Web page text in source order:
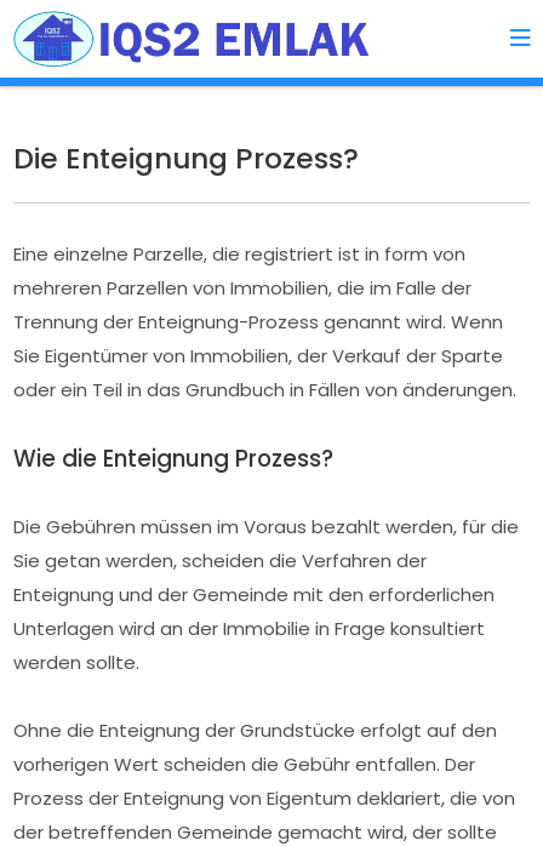
Die Enteignung Prozess?
Eine einzelne Parzelle, die registriert ist in form von
mehreren Parzellen von Immobilien, die im Falle der
Trennung der Enteignung-Prozess genannt wird. Wenn
Sie Eigentümer von Immobilien, der Verkauf der Sparte
oder ein Teil in das Grundbuch in Fällen von änderungen.
Wie die Enteignung Prozess?
Die Gebühren müssen im Voraus bezahlt werden, für die
Sie getan werden, scheiden die Verfahren der
Enteignung und der Gemeinde mit den erforderlichen
Unterlagen wird an der Immobilie in Frage konsultiert
werden sollte.
Ohne die Enteignung der Grundstücke erfolgt auf den
vorherigen Wert scheiden die Gebühr entfallen. Der
Prozess der Enteignung von Eigentum deklariert, die von
der betreffenden Gemeinde gemacht wird, der sollte